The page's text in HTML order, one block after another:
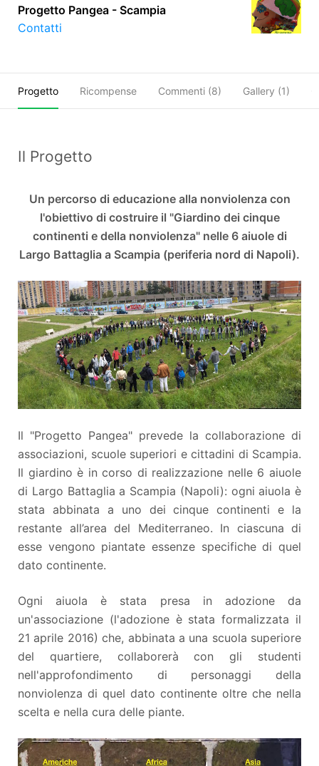
Progetto Pangea - Scampia
Contatti
Progetto Ricompense Commenti (8) Gallery (1)
Il Progetto
Un percorso di educazione alla nonviolenza con
l'obiettivo di costruire il "Giardino dei cinque
continenti e della nonviolenza" nelle 6 aiuole di
Largo Battaglia a Scampia (periferia nord di Napoli).
Il "Progetto Pangea" prevede la collaborazione di
associazioni, scuole superiori e cittadini di Scampia.
Il giardino è in corso di realizzazione nelle 6 aiuole
di Largo Battaglia a Scampia (Napoli): ogni aiuola è
stata abbinata a uno dei cinque continenti e la
restante all’area del Mediterraneo. In ciascuna di
esse vengono piantate essenze specifiche di quel
dato continente.
Ogni aiuola è stata presa in adozione da
un'associazione (l'adozione è stata formalizzata il
21 aprile 2016) che, abbinata a una scuola superiore
del quartiere, collaborerà con gli studenti
nell'approfondimento di personaggi della
nonviolenza di quel dato continente oltre che nella
scelta e nella cura delle piante.